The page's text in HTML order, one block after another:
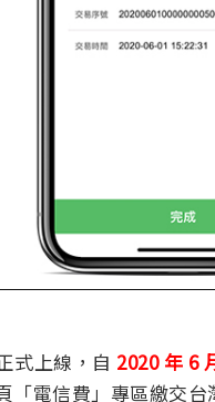
式上線，自 2020 年 6
「電信費」專區繳交